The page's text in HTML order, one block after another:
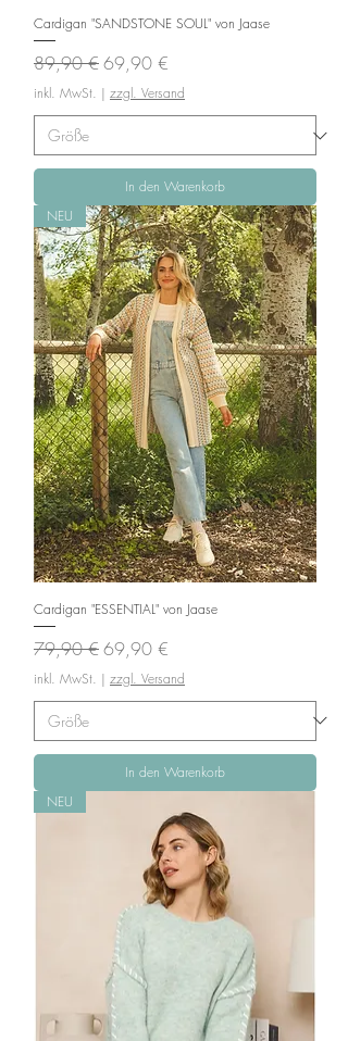
Cardigan "SANDSTONE SOUL" von Jaase
Standardpreis
89,90 €Sale-Preis
69,90 €
inkl. MwSt. | zzgl. Versand
In den Warenkorb
NEU
Cardigan "ESSENTIAL" von Jaase
Standardpreis
79,90 €Sale-Preis
69,90 €
inkl. MwSt. | zzgl. Versand
In den Warenkorb
NEU